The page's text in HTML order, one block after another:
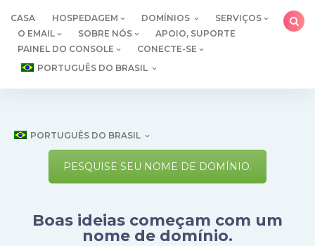
para
conteúdo
CASA HOSPEDAGEM DOMÍNIOS
SERVIÇOS
O EMAIL
SOBRE NÓS
APOIO, SUPORTE
PAINEL DO CONSOLE
CONECTE-SE
PORTUGUÊS DO BRASIL
PORTUGUÊS DO BRASIL
PESQUISE SEU NOME DE DOMÍNIO.
Boas ideias começam com um
nome de domínio.